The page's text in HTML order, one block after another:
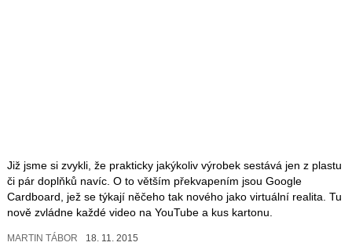
Již jsme si zvykli, že prakticky jakýkoliv výrobek sestává jen z plastu
či pár doplňků navíc. O to větším překvapením jsou Google
Cardboard, jež se týkají něčeho tak nového jako virtuální realita. Tu
nově zvládne každé video na YouTube a kus kartonu.
MARTIN TÁBOR 18. 11. 2015